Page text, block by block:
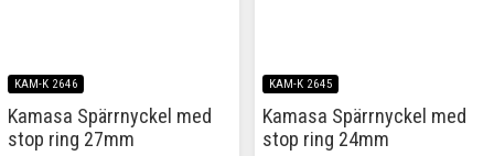
KAM-K 2646
Kamasa Spärrnyckel med
stop ring 27mm
KAM-K 2645
Kamasa Spärrnyckel med
stop ring 24mm